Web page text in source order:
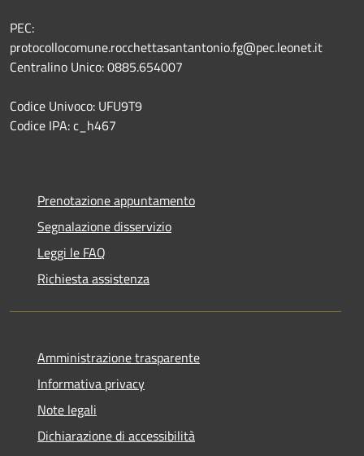
PEC:
protocollocomune.rocchettasantantonio.fg@pec.leonet.it
Centralino Unico: 0885.654007
Codice Univoco: UFU9T9
Codice IPA: c_h467
Prenotazione appuntamento
Segnalazione disservizio
Leggi le FAQ
Richiesta assistenza
Amministrazione trasparente
Informativa privacy
Note legali
Dichiarazione di accessibilità